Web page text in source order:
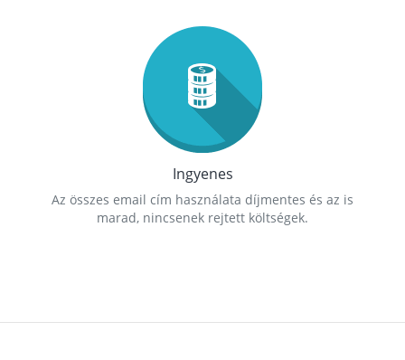
Ingyenes
Az összes email cím használata díjmentes és az is
marad, nincsenek rejtett költségek.